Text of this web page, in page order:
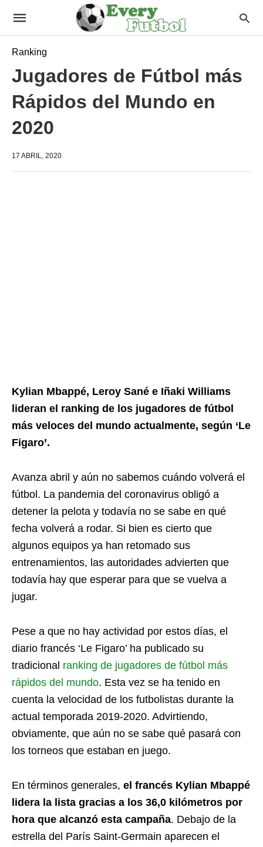
Ranking
Jugadores de Fútbol más
Rápidos del Mundo en
2020
17 ABRIL, 2020
Kylian Mbappé, Leroy Sané e Iñaki Williams
lideran el ranking de los jugadores de fútbol
más veloces del mundo actualmente, según ‘Le
Figaro’.
Avanza abril y aún no sabemos cuándo volverá el
fútbol. La pandemia del coronavirus obligó a
detener la pelota y todavía no se sabe en qué
fecha volverá a rodar. Si bien es cierto que
algunos equipos ya han retomado sus
entrenamientos, las autoridades advierten que
todavía hay que esperar para que se vuelva a
jugar.
Pese a que no hay actividad por estos días, el
diario francés ‘Le Figaro’ ha publicado su
tradicional ranking de jugadores de fútbol más
rápidos del mundo. Esta vez se ha tenido en
cuenta la velocidad de los futbolistas durante la
actual temporada 2019-2020. Advirtiendo,
obviamente, que aún no se sabe qué pasará con
los torneos que estaban en juego.
En términos generales, el francés Kylian Mbappé
lidera la lista gracias a los 36,0 kilómetros por
hora que alcanzó esta campaña. Debajo de la
estrella del París Saint-Germain aparecen el